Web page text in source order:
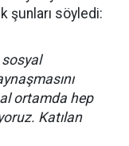
şunları söyledi:
sosyal
ortamda hep
Katılan